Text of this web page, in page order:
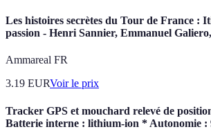
Les histoires secrètes du Tour de France :
passion - Henri Sannier, Emmanuel
Ammareal FR
3.19 EURVoir le prix
Tracker GPS et mouchard relevé de
Batterie interne : lithium-ion * Autonomie